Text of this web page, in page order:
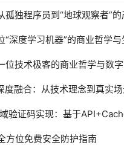
孤独程序员到“地球观察者”
“深度学习机器”的商业哲学
位技术极客的商业哲学与数
度融合：从技术理念到真实
验证码实现：基于
方位免费安全防护指南